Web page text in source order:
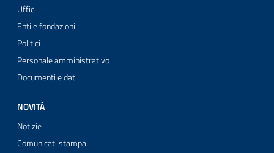
Uffici
Enti e fondazioni
Politici
Personale amministrativo
Documenti e dati
NOVITÀ
Notizie
Comunicati stampa